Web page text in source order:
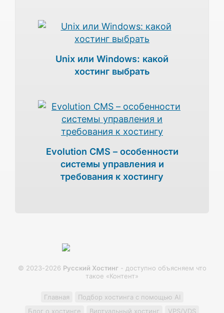
Unix или Windows: какой
хостинг выбрать
Evolution CMS – особенности
системы управления и
требования к хостингу
© 2023-2026 Русский Хостинг- доступно объясняем что
такое «Контент»
Главная
Подбор хостинга с помощью AI
Блог о хостинге
Виртуальный хостинг VPS/VDS